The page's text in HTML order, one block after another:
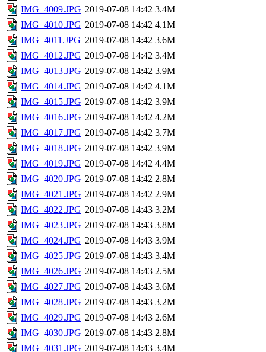
IMG_4009.JPG 2019-07-08 14:42 3.4M
IMG_4010.JPG 2019-07-08 14:42 4.1M
IMG_4011.JPG 2019-07-08 14:42 3.6M
IMG_4012.JPG 2019-07-08 14:42 3.4M
IMG_4013.JPG 2019-07-08 14:42 3.9M
IMG_4014.JPG 2019-07-08 14:42 4.1M
IMG_4015.JPG 2019-07-08 14:42 3.9M
IMG_4016.JPG 2019-07-08 14:42 4.2M
IMG_4017.JPG 2019-07-08 14:42 3.7M
IMG_4018.JPG 2019-07-08 14:42 3.9M
IMG_4019.JPG 2019-07-08 14:42 4.4M
IMG_4020.JPG 2019-07-08 14:42 2.8M
IMG_4021.JPG 2019-07-08 14:42 2.9M
IMG_4022.JPG 2019-07-08 14:43 3.2M
IMG_4023.JPG 2019-07-08 14:43 3.8M
IMG_4024.JPG 2019-07-08 14:43 3.9M
IMG_4025.JPG 2019-07-08 14:43 3.4M
IMG_4026.JPG 2019-07-08 14:43 2.5M
IMG_4027.JPG 2019-07-08 14:43 3.6M
IMG_4028.JPG 2019-07-08 14:43 3.2M
IMG_4029.JPG 2019-07-08 14:43 2.6M
IMG_4030.JPG 2019-07-08 14:43 2.8M
IMG_4031.JPG 2019-07-08 14:43 3.4M